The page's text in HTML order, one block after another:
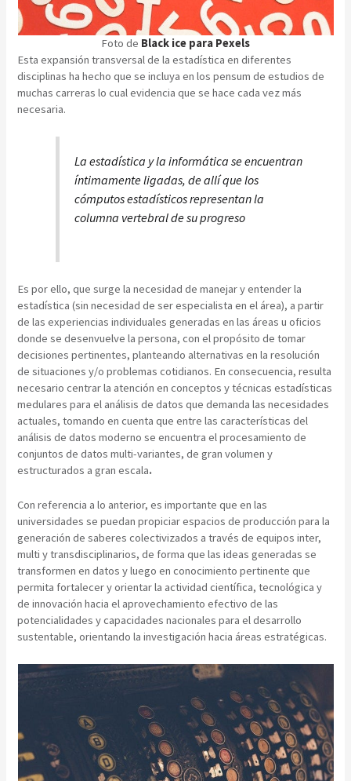
Foto de Black ice para Pexels
Esta expansión transversal de la estadística en diferentes
disciplinas ha hecho que se incluya en los pensum de estudios de
muchas carreras lo cual evidencia que se hace cada vez más
necesaria.
La estadística y la informática se encuentran
íntimamente ligadas, de allí que los
cómputos estadísticos representan la
columna vertebral de su progreso
Es por ello, que surge la necesidad de manejar y entender la
estadística (sin necesidad de ser especialista en el área), a partir
de las experiencias individuales generadas en las áreas u oficios
donde se desenvuelve la persona, con el propósito de tomar
decisiones pertinentes, planteando alternativas en la resolución
de situaciones y/o problemas cotidianos. En consecuencia, resulta
necesario centrar la atención en conceptos y técnicas estadísticas
medulares para el análisis de datos que demanda las necesidades
actuales, tomando en cuenta que entre las características del
análisis de datos moderno se encuentra el procesamiento de
conjuntos de datos multi-variantes, de gran volumen y
estructurados a gran escala.
Con referencia a lo anterior, es importante que en las
universidades se puedan propiciar espacios de producción para la
generación de saberes colectivizados a través de equipos inter,
multi y transdisciplinarios, de forma que las ideas generadas se
transformen en datos y luego en conocimiento pertinente que
permita fortalecer y orientar la actividad científica, tecnológica y
de innovación hacia el aprovechamiento efectivo de las
potencialidades y capacidades nacionales para el desarrollo
sustentable, orientando la investigación hacia áreas estratégicas.